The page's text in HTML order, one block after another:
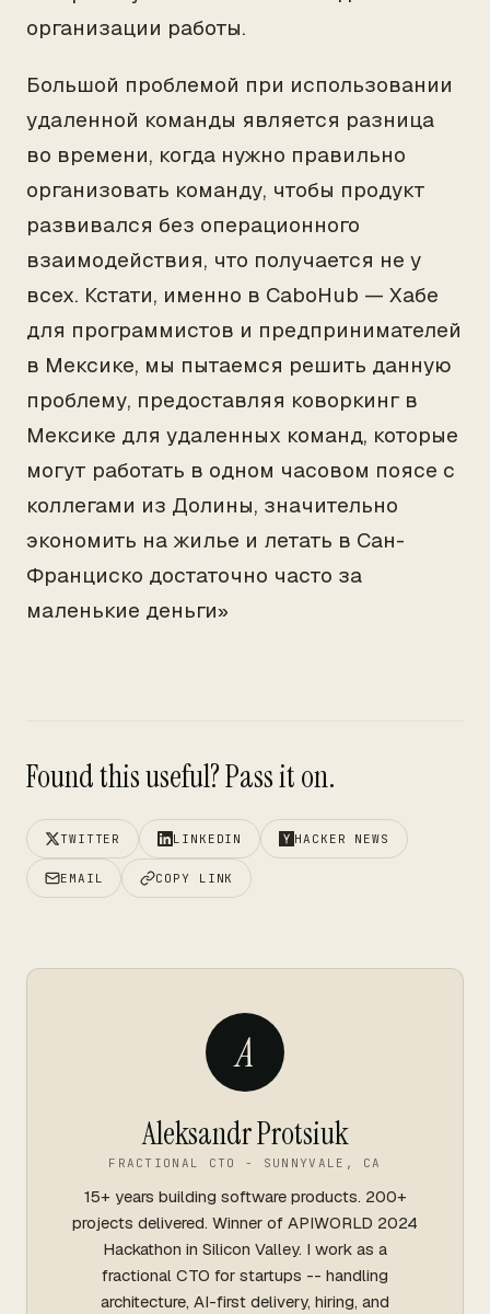
организации работы.
Большой проблемой при использовании
удаленной команды является разница
во времени, когда нужно правильно
организовать команду, чтобы продукт
развивался без операционного
взаимодействия, что получается не у
всех. Кстати, именно в CaboHub — Хабе
для программистов и предпринимателей
в Мексике, мы пытаемся решить данную
проблему, предоставляя коворкинг в
Мексике для удаленных команд, которые
могут работать в одном часовом поясе с
коллегами из Долины, значительно
экономить на жилье и летать в Сан-
Франциско достаточно часто за
маленькие деньги»
Found this useful? Pass it on.
TWITTER LINKEDIN HACKER NEWS
EMAIL COPY LINK
A
Aleksandr Protsiuk
FRACTIONAL CTO - SUNNYVALE, CA
15+ years building software products. 200+
projects delivered. Winner of APIWORLD 2024
Hackathon in Silicon Valley. I work as a
fractional CTO for startups -- handling
architecture, AI-first delivery, hiring, and